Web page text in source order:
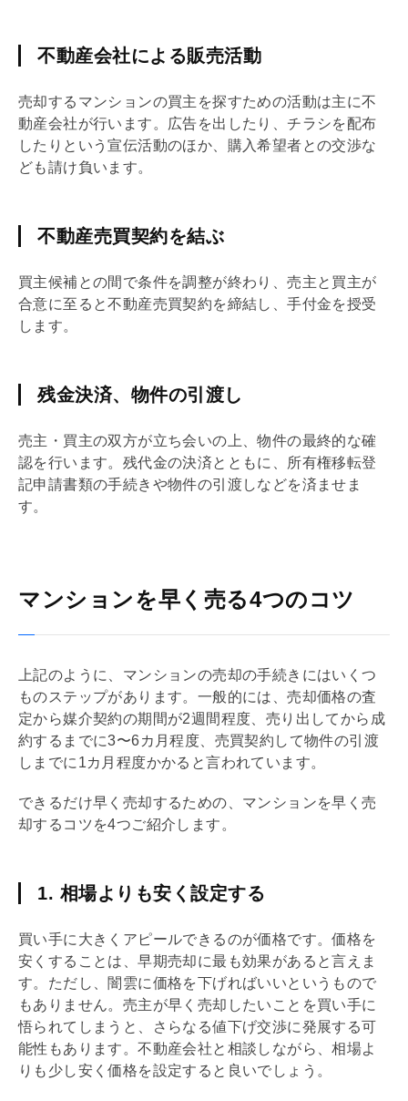
不動産会社による販売活動
売却するマンションの買主を探すための活動は主に不
動産会社が行います。広告を出したり、チラシを配布
したりという宣伝活動のほか、購入希望者との交渉な
ども請け負います。
不動産売買契約を結ぶ
買主候補との間で条件を調整が終わり、売主と買主が
合意に至ると不動産売買契約を締結し、手付金を授受
します。
残金決済、物件の引渡し
売主・買主の双方が立ち会いの上、物件の最終的な確
認を行います。残代金の決済とともに、所有権移転登
記申請書類の手続きや物件の引渡しなどを済ませま
す。
マンションを早く売る4つのコツ
上記のように、マンションの売却の手続きにはいくつ
ものステップがあります。一般的には、売却価格の査
定から媒介契約の期間が2週間程度、売り出してから成
約するまでに3〜6カ月程度、 売買契約 して物件の引渡
しまでに1カ月程度かかると言われています。
できるだけ早く売却するための、マンションを早く売
却するコツを4つご紹介します。
1. 相場よりも安く設定する
買い手に大きくアピールできるのが価格です。価格を
安くすることは、早期売却に最も効果があると言えま
す。ただし、闇雲に価格を下げればいいというもので
もありません。売主が早く売却したいことを買い手に
悟られてしまうと、さらなる値下げ交渉に発展する可
能性もあります。不動産会社と相談しながら、相場よ
りも少し安く価格を設定すると良いでしょう。